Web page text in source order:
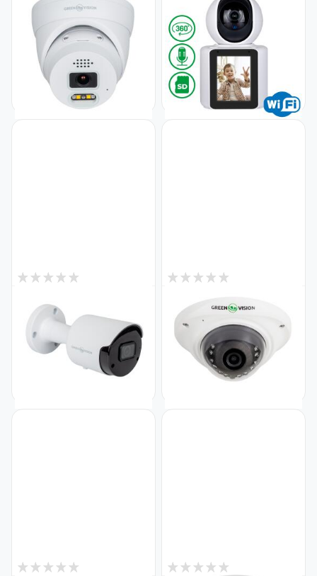
В наявності
Антивандальна IP камера
вулична 5MP POE SD-карта
GreenVision GV-179-IP-I-AD-
DOS50-30 (Ultra AI)
Код: 19753
5 087
В наявності
Бездротова поворотна
камера з екраном GV-196-
DIG20-10 PTZ 2MP
Код: 24066
1 990
IP камера вулична 5MP POE
SD-карта GreenVision GV-171-
IP-I-COS50-30 (Ultra AI)
Код: 19745
Антивандальна IP камера
вулична 5MP POE GreenVision
GV-164-IP-FM-DOA50-15
(Lite)
Код: 17936